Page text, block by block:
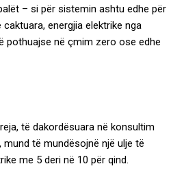
– si për sistemin ashtu edhe për
energjia elektrike nga
pothuajse në çmim zero ose edhe
të dakordësuara në konsultim
mund të mundësojnë një ulje të
me 5 deri në 10 për qind.